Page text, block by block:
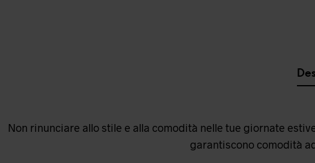
Non rinunciare allo stile e alla comodità nelle tue giornate
garantiscono comodità